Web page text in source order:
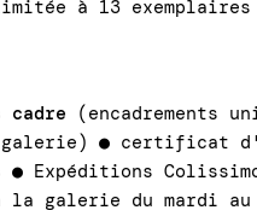
à 13 exemplaires
cadre (encadrements
galerie) ● certificat
● Expéditions
galerie du mardi au